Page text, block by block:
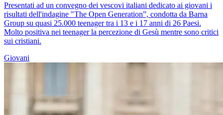
Presentati ad un convegno dei vescovi italiani dedicato ai giovani i
risultati dell'indagine "The Open Generation”, condotta da Barna
Group su quasi 25.000 teenager tra i 13 e i 17 anni di 26 Paesi.
Molto positiva nei teenager la percezione di Gesù mentre sono critici
sui cristiani.
Giovani